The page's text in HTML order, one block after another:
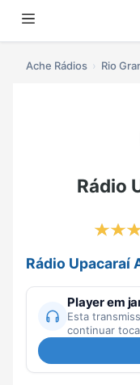
Ache Rádios Rio
Rádio
Rádio Upacaraí
Player em
Esta
continuar